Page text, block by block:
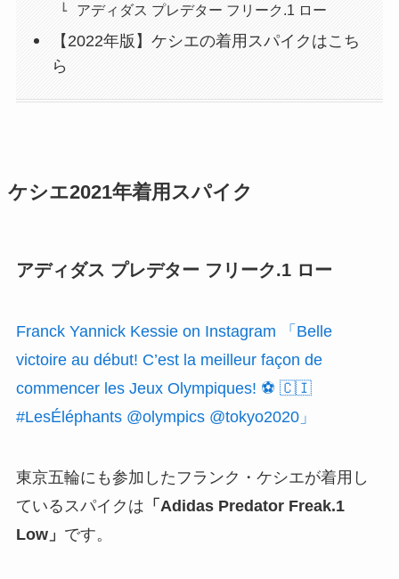
アディダス プレデター フリーク.1 ロー
【2022年版】ケシエの着用スパイクはこち
ら
ケシエ2021年着用スパイク
アディダス プレデター フリーク.1 ロー
Franck Yannick Kessie on Instagram 「Belle
victoire au début! C’est la meilleur façon de
commencer les Jeux Olympiques! ⚽️ 🇨🇮
#LesÉléphants @olympics @tokyo2020」
東京五輪にも参加したフランク・ケシエが着用し
ているスパイクは 「Adidas Predator Freak.1
Low」 です。